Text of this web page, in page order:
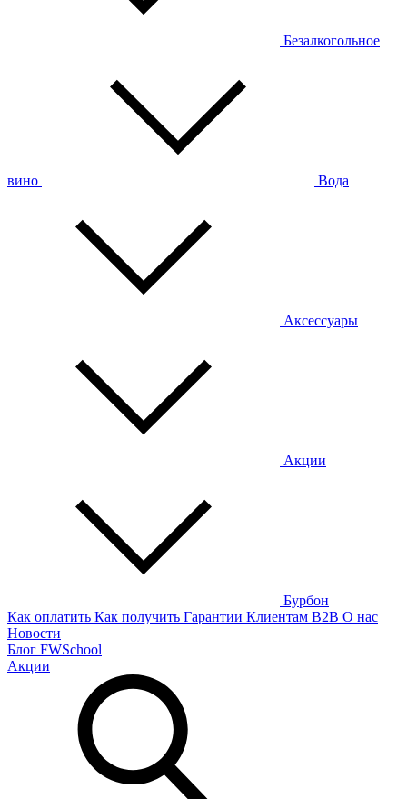
Безалкогольное
вино Вода
Аксессуары
Акции
Бурбон
Как оплатить Как получить Гарантии Клиентам B2B О нас
Новости
Блог FWSchool
Акции